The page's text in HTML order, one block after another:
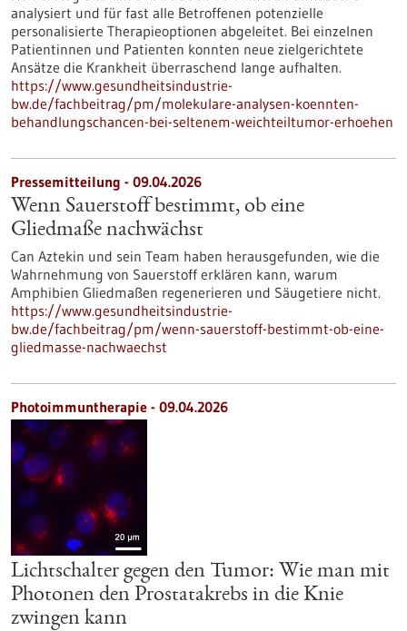
analysiert und für fast alle Betroffenen potenzielle
personalisierte Therapieoptionen abgeleitet. Bei einzelnen
Patientinnen und Patienten konnten neue zielgerichtete
Ansätze die Krankheit überraschend lange aufhalten.
https://www.gesundheitsindustrie-
bw.de/fachbeitrag/pm/molekulare-analysen-koennten-
behandlungschancen-bei-seltenem-weichteiltumor-erhoehen
Pressemitteilung - 09.04.2026
Wenn Sauerstoff bestimmt, ob eine
Gliedmaße nachwächst
Can Aztekin und sein Team haben herausgefunden, wie die
Wahrnehmung von Sauerstoff erklären kann, warum
Amphibien Gliedmaßen regenerieren und Säugetiere nicht.
https://www.gesundheitsindustrie-
bw.de/fachbeitrag/pm/wenn-sauerstoff-bestimmt-ob-eine-
gliedmasse-nachwaechst
Photoimmuntherapie - 09.04.2026
Lichtschalter gegen den Tumor: Wie man mit
Photonen den Prostatakrebs in die Knie
zwingen kann